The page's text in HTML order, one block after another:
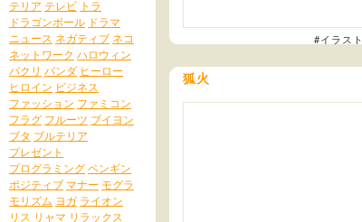
テリア テレビ トラ
ドラゴンボール ドラマ
ニュース ネガティブ ネコ
ネットワーク ハロウィン
パクリ パンダ ヒーロー
ヒロイン ビジネス
ファッション ファミコン
フラグ フルーツ ブイヨン
ブタ ブルテリア
プレゼント
プログラミングペンギン
ポジティブ マナー モグラ
モリズム ヨガ ライオン
リス リャマ リラックス
#イラスト
狐火